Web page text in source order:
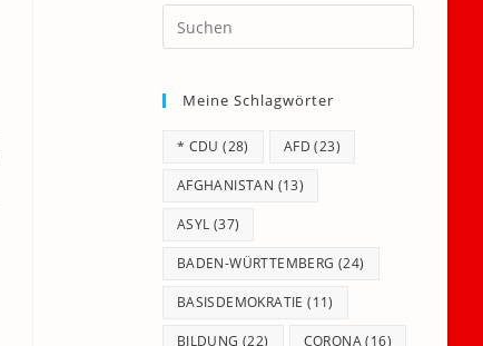
Escape
Meine Schlagwörter
* CDU (28) AFD (23)
AFGHANISTAN (13)
ASYL (37)
BADEN-WÜRTTEMBERG (24)
BASISDEMOKRATIE (11)
BILDUNG (22) CORONA(16)